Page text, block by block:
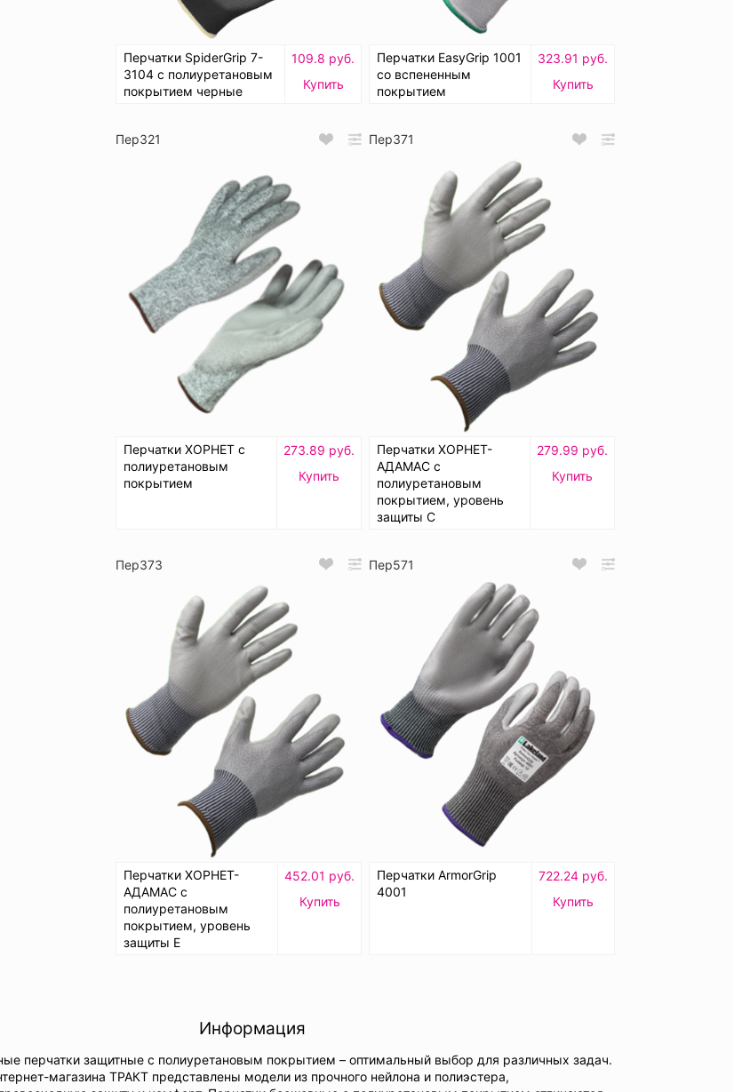
Перчатки SpiderGrip 7-
3104 с полиуретановым
покрытием черные
109.8 руб.
Купить
Перчатки EasyGrip 1001
cо вспененным
покрытием
323.91 руб.
Купить
Пер321
Перчатки ХОРНЕТ с
полиуретановым
покрытием
273.89 руб.
Купить
Пер371
Перчатки ХОРНЕТ-
АДАМАС с
полиуретановым
покрытием, уровень
защиты C
279.99 руб.
Купить
Пер373
Перчатки ХОРНЕТ-
АДАМАС с
полиуретановым
покрытием, уровень
защиты E
452.01 руб.
Купить
Пер571
Перчатки ArmorGrip
4001
722.24 руб.
Купить
Информация
перчатки защитные с полиуретановым покрытием – оптимальный выбор для различных задач.
магазина ТРАКТ представлены модели из прочного нейлона и полиэстера,